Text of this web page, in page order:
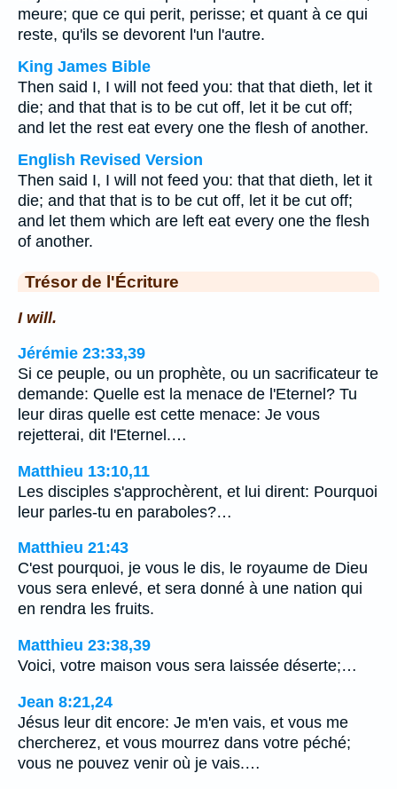
meure; que ce qui perit, perisse; et quant à ce qui
reste, qu'ils se devorent l'un l'autre.
King James Bible
Then said I, I will not feed you: that that dieth, let it
die; and that that is to be cut off, let it be cut off;
and let the rest eat every one the flesh of another.
English Revised Version
Then said I, I will not feed you: that that dieth, let it
die; and that that is to be cut off, let it be cut off;
and let them which are left eat every one the flesh
of another.
Trésor de l'Écriture
I will.
Jérémie 23:33,39
Si ce peuple, ou un prophète, ou un sacrificateur te
demande: Quelle est la menace de l'Eternel? Tu
leur diras quelle est cette menace: Je vous
rejetterai, dit l'Eternel.…
Matthieu 13:10,11
Les disciples s'approchèrent, et lui dirent: Pourquoi
leur parles-tu en paraboles?…
Matthieu 21:43
C'est pourquoi, je vous le dis, le royaume de Dieu
vous sera enlevé, et sera donné à une nation qui
en rendra les fruits.
Matthieu 23:38,39
Voici, votre maison vous sera laissée déserte;…
Jean 8:21,24
Jésus leur dit encore: Je m'en vais, et vous me
chercherez, et vous mourrez dans votre péché;
vous ne pouvez venir où je vais.…